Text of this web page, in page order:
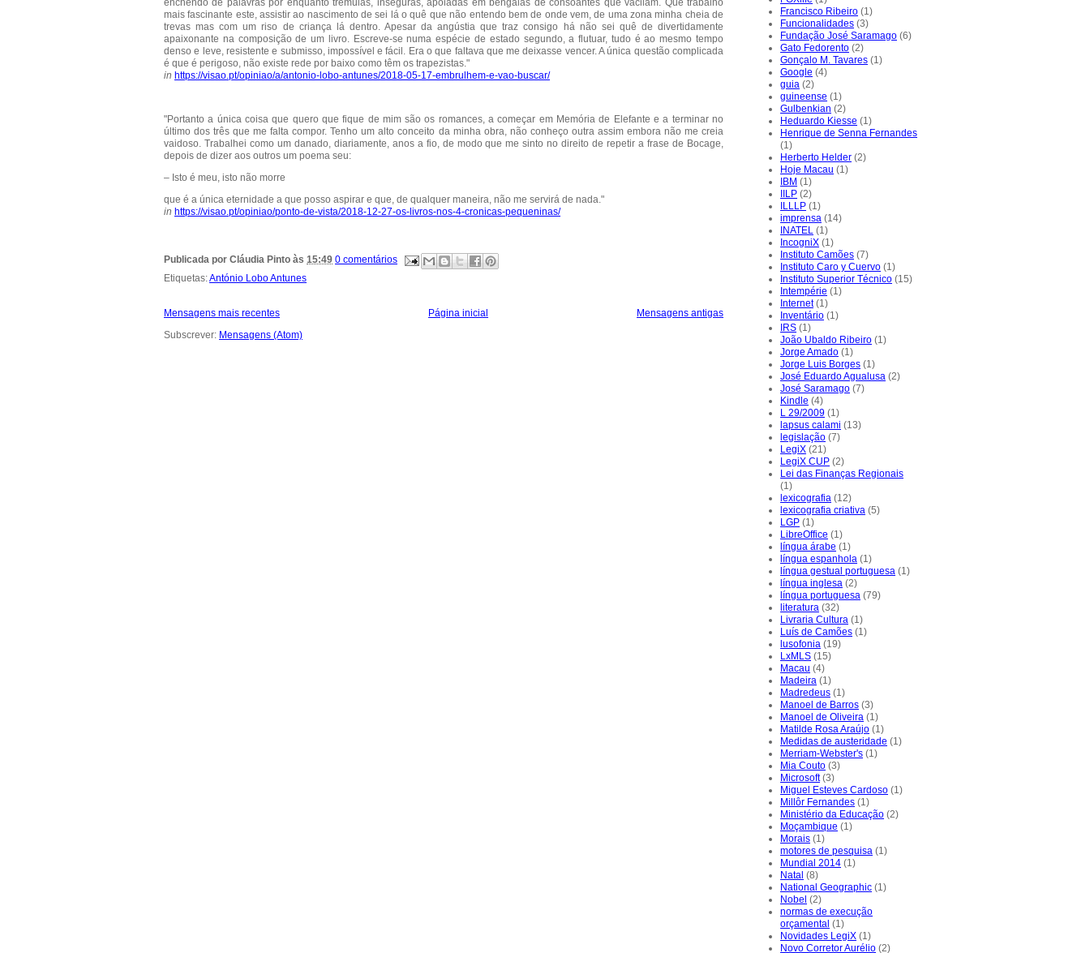
enchendo de palavras por enquanto trémulas, inseguras, apoiadas em bengalas de consoantes que vacilam. Que trabalho
mais fascinante este, assistir ao nascimento de sei lá o quê que não entendo bem de onde vem, de uma zona minha cheia de
trevas mas com um riso de criança lá dentro. Apesar da angústia que traz consigo há não sei quê de divertidamente
apaixonante na composição de um livro. Escreve-se numa espécie de estado segundo, a flutuar, tudo é ao mesmo tempo
denso e leve, resistente e submisso, impossível e fácil. Era o que faltava que me deixasse vencer. A única questão complicada
é que é perigoso, não existe rede por baixo como têm os trapezistas."
in https://visao.pt/opiniao/a/antonio-lobo-antunes/2018-05-17-embrulhem-e-vao-buscar/
"Portanto a única coisa que quero que fique de mim são os romances, a começar em Memória de Elefante e a terminar no
último dos três que me falta compor. Tenho um alto conceito da minha obra, não conheço outra assim embora não me creia
vaidoso. Trabalhei como um danado, diariamente, anos a fio, de modo que me sinto no direito de repetir a frase de Bocage,
depois de dizer aos outros um poema seu:
– Isto é meu, isto não morre
que é a única eternidade a que posso aspirar e que, de qualquer maneira, não me servirá de nada."
in https://visao.pt/opiniao/ponto-de-vista/2018-12-27-os-livros-nos-4-cronicas-pequeninas/
Publicada por Cláudia Pinto às 15:49 0 comentários
Etiquetas:António Lobo Antunes
Mensagens mais recentes Mensagens antigas
Página inicial
Subscrever: Mensagens (Atom)
Francisco Ribeiro (1)
Funcionalidades (3)
Fundação José Saramago (6)
Gato Fedorento (2)
Gonçalo M. Tavares (1)
Google (4)
guia (2)
guineense (1)
Gulbenkian (2)
Heduardo Kiesse (1)
Henrique de Senna Fernandes
(1)
Herberto Helder (2)
Hoje Macau (1)
IBM (1)
IILP (2)
ILLLP (1)
imprensa (14)
INATEL (1)
IncogniX (1)
Instituto Camões (7)
Instituto Caro y Cuervo (1)
Instituto Superior Técnico (15)
Intempérie (1)
Internet (1)
Inventário (1)
IRS (1)
João Ubaldo Ribeiro (1)
Jorge Amado (1)
Jorge Luis Borges (1)
José Eduardo Agualusa (2)
José Saramago (7)
Kindle (4)
L 29/2009 (1)
lapsus calami (13)
legislação (7)
LegiX (21)
LegiX CUP (2)
Lei das Finanças Regionais
(1)
lexicografia (12)
lexicografia criativa (5)
LGP (1)
LibreOffice (1)
língua árabe (1)
língua espanhola (1)
língua gestual portuguesa (1)
língua inglesa (2)
língua portuguesa (79)
literatura (32)
Livraria Cultura (1)
Luís de Camões (1)
lusofonia (19)
LxMLS (15)
Macau (4)
Madeira (1)
Madredeus (1)
Manoel de Barros (3)
Manoel de Oliveira (1)
Matilde Rosa Araújo (1)
Medidas de austeridade (1)
Merriam-Webster's (1)
Mia Couto (3)
Microsoft (3)
Miguel Esteves Cardoso (1)
Millôr Fernandes (1)
Ministério da Educação (2)
Moçambique (1)
Morais (1)
motores de pesquisa (1)
Mundial 2014 (1)
Natal (8)
National Geographic (1)
Nobel (2)
normas de execução
orçamental (1)
Novidades LegiX (1)
Novo Corretor Aurélio (2)